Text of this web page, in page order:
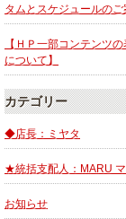
タムとスケジュールのご
【ＨＰ一部コンテンツ
について】
カテゴリー
◆店長：ミヤタ
★統括支配人：MARU
お知らせ